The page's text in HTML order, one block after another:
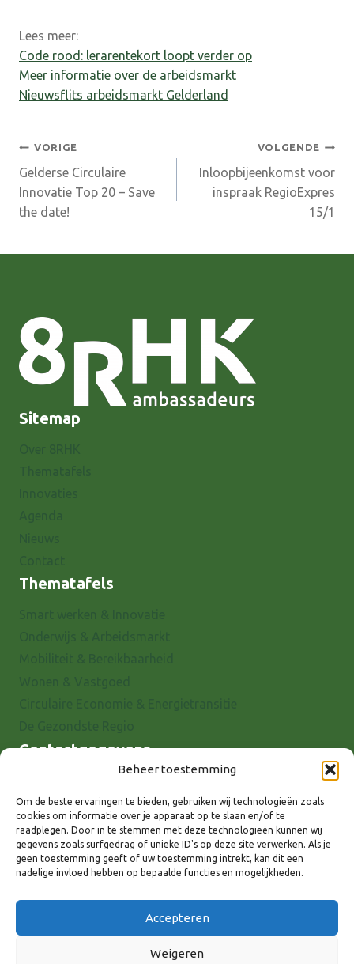
Beheer toestemming
Om de beste ervaringen te bieden, gebruiken wij technologieën zoals
cookies om informatie over je apparaat op te slaan en/of te
raadplegen. Door in te stemmen met deze technologieën kunnen wij
gegevens zoals surfgedrag of unieke ID's op deze site verwerken. Als je
geen toestemming geeft of uw toestemming intrekt, kan dit een
nadelige invloed hebben op bepaalde functies en mogelijkheden.
Accepteren
Weigeren
Lees meer:
Code rood: lerarentekort loopt verder op
Meer informatie over de arbeidsmarkt
Nieuwsflits arbeidsmarkt Gelderland
Bericht
navigatie
VORIGE
Gelderse Circulaire
Innovatie Top 20 – Save
the date!
VOLGENDE
Inloopbijeenkomst voor
inspraak RegioExpres
15/1
Sitemap
Thematafels
Contactgegevens
7001 EX Doetinchem
E-mail: info@8rhk.nl
Telefoonnummers
Privacyverklaring